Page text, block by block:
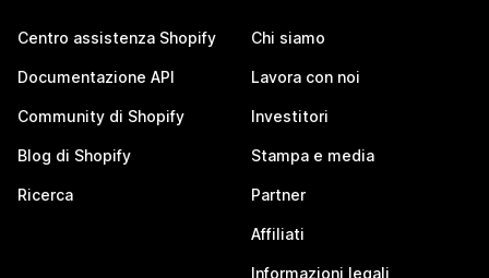
Centro assistenza Shopify
Documentazione API
Community di Shopify
Blog di Shopify
Ricerca
Chi siamo
Lavora con noi
Investitori
Stampa e media
Partner
Affiliati
Informazioni legali